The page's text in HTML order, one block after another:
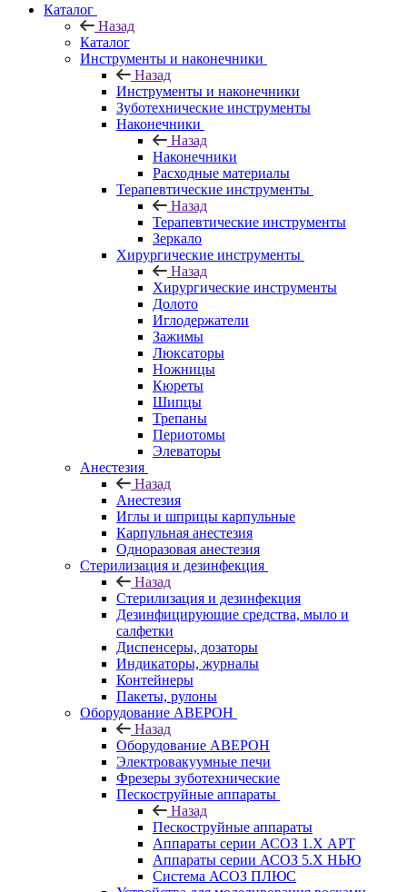
Каталог
Назад
Каталог
Инструменты и наконечники
Назад
Инструменты и наконечники
Зуботехнические инструменты
Наконечники
Назад
Наконечники
Расходные материалы
Терапевтические инструменты
Назад
Терапевтические инструменты
Зеркало
Хирургические инструменты
Назад
Хирургические инструменты
Долото
Иглодержатели
Зажимы
Люксаторы
Ножницы
Кюреты
Шипцы
Трепаны
Периотомы
Элеваторы
Анестезия
Назад
Анестезия
Иглы и шприцы карпульные
Карпульная анестезия
Одноразовая анестезия
Стерилизация и дезинфекция
Назад
Стерилизация и дезинфекция
Дезинфицирующие средства, мыло и
салфетки
Диспенсеры, дозаторы
Индикаторы, журналы
Контейнеры
Пакеты, рулоны
Оборудование АВЕРОН
Назад
Оборудование АВЕРОН
Электровакуумные печи
Фрезеры зуботехнические
Пескоструйные аппараты
Назад
Пескоструйные аппараты
Аппараты серии АСОЗ 1.Х АРТ
Аппараты серии АСОЗ 5.Х НЬЮ
Система АСОЗ ПЛЮС